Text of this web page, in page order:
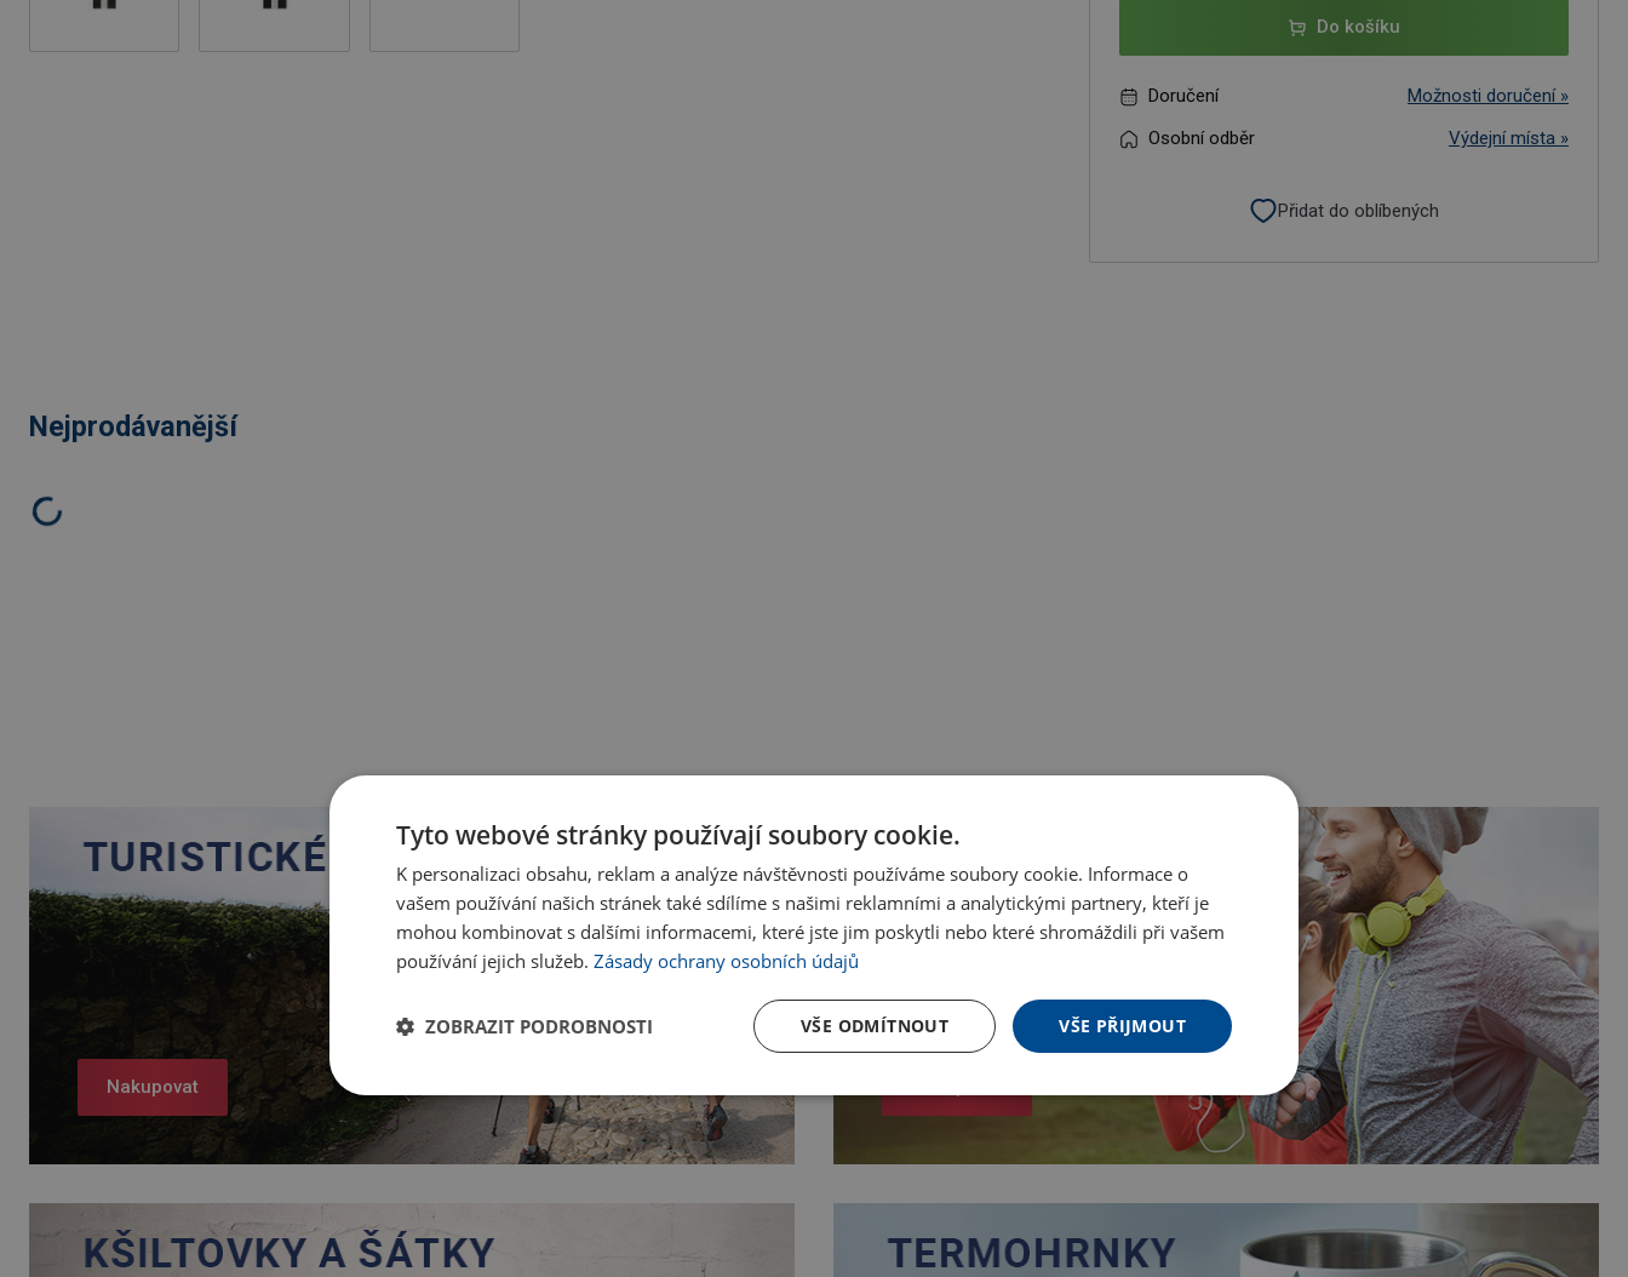
Do košíku
Doručení
Možnosti doručení »
Osobní odběr
Výdejní místa »
Přidat do oblíbených
Nejprodávanější
Nakupovat
Tyto webové stránky používají soubory cookie.
K personalizaci obsahu, reklam a analýze návštěvnosti používáme soubory cookie. Informace o
vašem používání našich stránek také sdílíme s našimi reklamními a analytickými partnery, kteří je
mohou kombinovat s dalšími informacemi, které jste jim poskytli nebo které shromáždili při vašem
používání jejich služeb. Zásady ochrany osobních údajů
VŠE PŘIJMOUT
VŠE ODMÍTNOUT
ZOBRAZIT PODROBNOSTI